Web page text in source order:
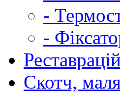
-
-
Скотч,